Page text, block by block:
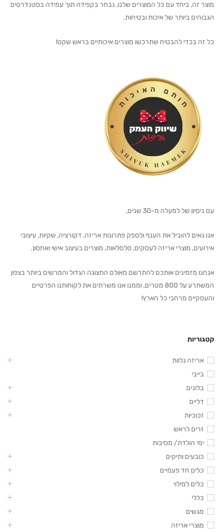
מוצר זה, ביחד עם כל המוצרים שלנו, נבחר בקפידה תוך עמידה בסטנדרטים
הגבוהים ביותר של איכות ובטיחות.
כל זה בכדי להבטיח שתרכשו מוצרים איכותיים בראש שקט!
עם ניסיון של למעלה מ-30 שנים,
אנו גאים להוביל את הענף ולספק פתרונות אריזה, דקורציה, שקיות, עיצובי
אירועים, מוצרי אריזה לעסקים, סלסלאות, מוצרים בעיצוב אישי ואחסון.
אנחנו מזמינים אותכם להתרשם מאולם התצוגה הגדול והמרשים ביותר בצפון
המשתרע על 800 מטרים, וממנו אנו משרתים את לקוחותנו הפרטיים
והעסקיים מרחבי כל הארץ!
קטגוריות
אריזה נלוות
בייבי
בלונים
דליים
זכוכיות
זרים לראש
ימי הולדת/ מסיבות
כובעים ותיקים
כלים חד פעמיים
כלים למילוי
כללי
מגשים
מוצרי אריזה